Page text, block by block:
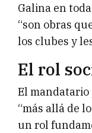
Galina en
“son obras
los clubes y
El rol
El mandatario
“más allá de
un rol